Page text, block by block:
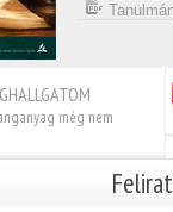
még nem